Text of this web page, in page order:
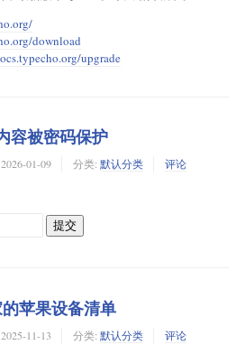
download
upgrade
容被密码保护
2026-01-09 分类: 默认分类 评论
苹果设备清单
2025-11-13 分类: 默认分类 评论